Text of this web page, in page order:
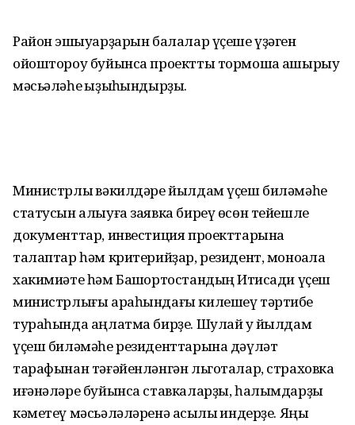
Район эшҡыуарҙарын балалар үҫеше үҙәген
ойоштороу буйынса проектты тормошҡа ашырыу
мәсьәләһе ҡыҙыҡһындырҙы.
Министрлыҡ вәкилдәре йылдам үҫеш биләмәһе
статусын алыуға заявка биреү өсөн тейешле
документтар, инвестиция проекттарына
талаптар һәм критерийҙар, резидент, моноҡала
хакимиәте һәм Башҡортостандың Иҡтисади үҫеш
министрлығы араһындағы килешеү тәртибе
тураһында аңлатма бирҙе. Шулай уҡ йылдам
үҫеш биләмәһе резиденттарына дәүләт
тарафынан тәғәйенләнгән льготалар, страховка
иғәнәләре буйынса ставкаларҙы, һалымдарҙы
кәметеү мәсьәләләренә асыҡлыҡ индерҙе. Яңы